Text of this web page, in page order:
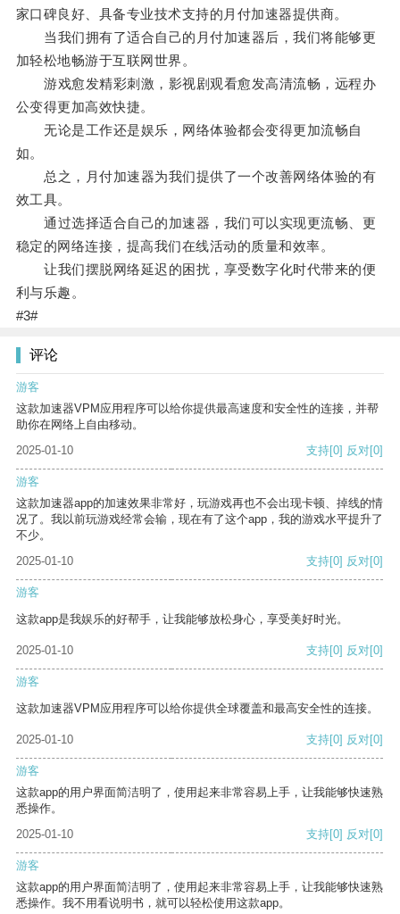
家口碑良好、具备专业技术支持的月付加速器提供商。
当我们拥有了适合自己的月付加速器后，我们将能够更
加轻松地畅游于互联网世界。
游戏愈发精彩刺激，影视剧观看愈发高清流畅，远程办
公变得更加高效快捷。
无论是工作还是娱乐，网络体验都会变得更加流畅自
如。
总之，月付加速器为我们提供了一个改善网络体验的有
效工具。
通过选择适合自己的加速器，我们可以实现更流畅、更
稳定的网络连接，提高我们在线活动的质量和效率。
让我们摆脱网络延迟的困扰，享受数字化时代带来的便
利与乐趣。
#3#
评论
游客
这款加速器VPM应用程序可以给你提供最高速度和安全性的连接，并帮
助你在网络上自由移动。
2025-01-10
支持[0] 反对[0]
游客
这款加速器app的加速效果非常好，玩游戏再也不会出现卡顿、掉线的情
况了。我以前玩游戏经常会输，现在有了这个app，我的游戏水平提升了
不少。
2025-01-10
支持[0] 反对[0]
游客
这款app是我娱乐的好帮手，让我能够放松身心，享受美好时光。
2025-01-10 支持[0] 反对[0]
游客
这款加速器VPM应用程序可以给你提供全球覆盖和最高安全性的连接。
2025-01-10 支持[0] 反对[0]
游客
这款app的用户界面简洁明了，使用起来非常容易上手，让我能够快速熟
悉操作。
2025-01-10
支持[0] 反对[0]
游客
这款app的用户界面简洁明了，使用起来非常容易上手，让我能够快速熟
悉操作。我不用看说明书，就可以轻松使用这款app。